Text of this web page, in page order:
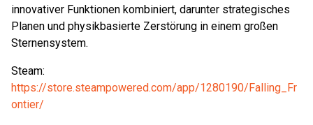
innovativer Funktionen kombiniert, darunter strategisches
Planen und physikbasierte Zerstörung in einem großen
Sternensystem.
Steam:
https://store.steampowered.com/app/1280190/Falling_Fr
ontier/